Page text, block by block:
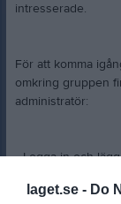
laget.se - Do
intresserade.
För att komma
omkring gruppen
administratör:
• Logga in och